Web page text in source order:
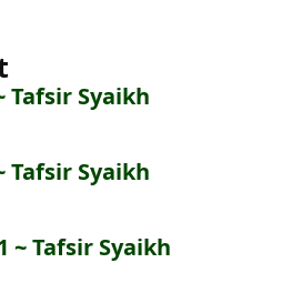
Tafsir Syaikh
Tafsir Syaikh
~ Tafsir Syaikh